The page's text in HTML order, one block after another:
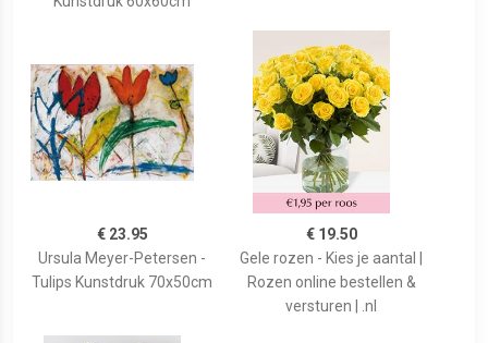
€ 23.95
Ursula Meyer-Petersen -
Tulips Kunstdruk 70x50cm
€ 19.50
Gele rozen - Kies je aantal |
Rozen online bestellen &
versturen | .nl